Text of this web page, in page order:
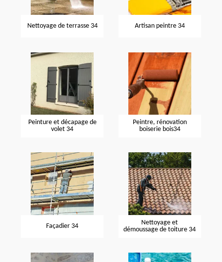
Nettoyage de terrasse 34 Artisan peintre 34
Peinture et décapage de
volet 34
Peintre, rénovation
boiserie bois34
Façadier 34
Nettoyage et
démoussage de toiture 34